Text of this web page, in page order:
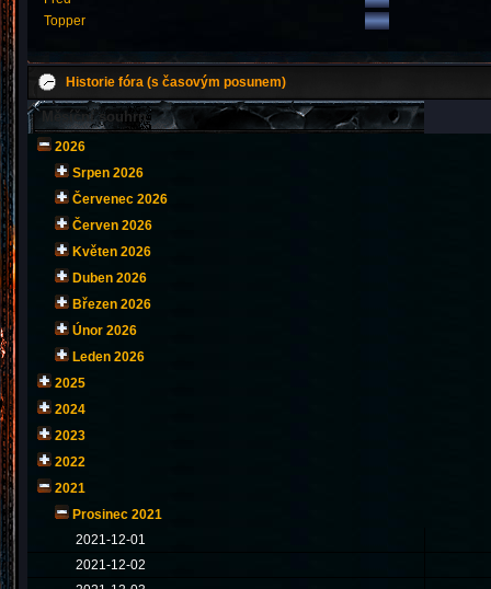
Topper
Historie fóra (s časovým posunem)
Měsíční souhrn
2026
Srpen 2026
Červenec 2026
Červen 2026
Květen 2026
Duben 2026
Březen 2026
Únor 2026
Leden 2026
2025
2024
2023
2022
2021
Prosinec 2021
2021-12-01
2021-12-02